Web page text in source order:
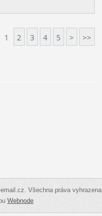
1 2 3 4 5 > >>
Všechna práva vyhrazena
Webnode